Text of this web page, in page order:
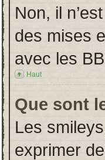
Non, il
des mises
avec les
Haut
Que sont
Les
exprimer